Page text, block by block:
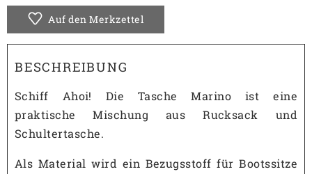
Auf den Merkzettel
BESCHREIBUNG
Schiff Ahoi! Die Tasche Marino ist eine
praktische Mischung aus Rucksack und
Schultertasche.
Als Material wird ein Bezugsstoff für Bootssitze